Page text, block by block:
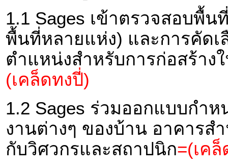
1.1 Sages เข้าตรวจสอบพื้
พื้นที่หลายแห่ง) และการคัดเ
ตำแหน่งสำหรับการก่อสร้า
(เคล็ดทงปี่)
1.2 Sages ร่วมออกแบบกำ
งานต่างๆ ของบ้าน อาคารส
กับวิศวกรและสถาปนิก=(เค